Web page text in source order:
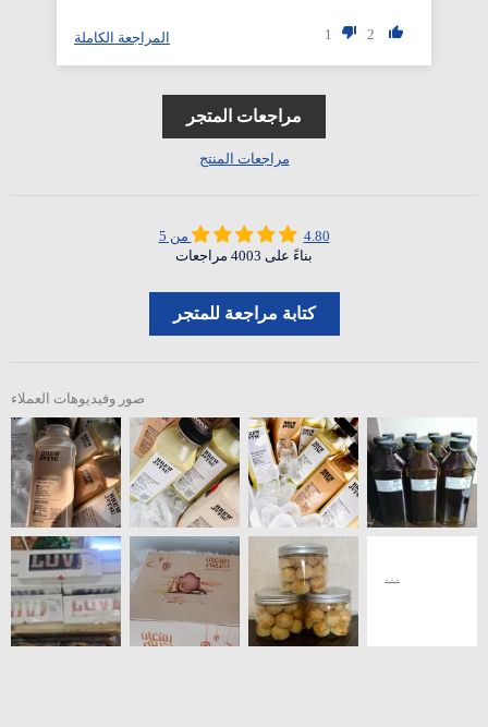
2
1 المراجعة الكاملة
مراجعات المتجر
مراجعات المنتج
4.80 من 5
بناءً على 4003 مراجعات
كتابة مراجعة للمتجر
صور وفيديوهات العملاء